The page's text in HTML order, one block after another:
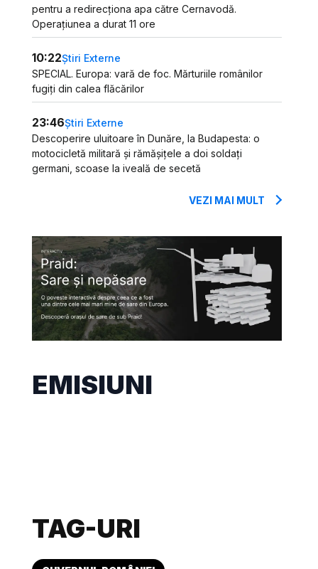
pentru a redirecționa apa către Cernavodă.
Operațiunea a durat 11 ore
10:22Știri Externe
SPECIAL. Europa: vară de foc. Mărturiile românilor
fugiți din calea flăcărilor
23:46Știri Externe
Descoperire uluitoare în Dunăre, la Budapesta: o
motocicletă militară și rămășițele a doi soldați
germani, scoase la iveală de secetă
VEZI MAI MULT
EMISIUNI
TAG-URI